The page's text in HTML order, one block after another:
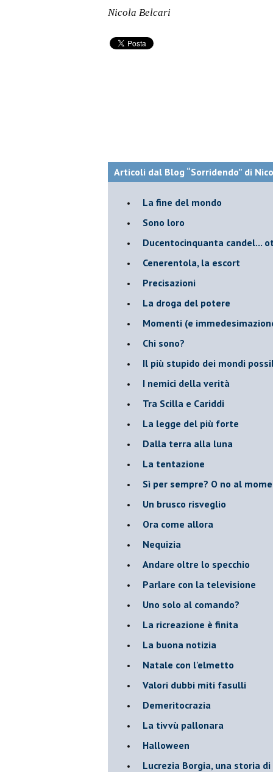
Nicola Belcari
Articoli dal Blog “Sorridendo” di
La fine del mondo
Sono loro
Ducentocinquanta candel...
Cenerentola, la escort
Precisazioni
La droga del potere
Momenti (e
Chi sono?
Il più stupido dei mondi
I nemici della verità
Tra Scilla e Cariddi
La legge del più forte
Dalla terra alla luna
La tentazione
​Sì per sempre? O no al
Un brusco risveglio
Ora come allora
Nequizia
Andare oltre lo specchio
Parlare con la televisione
Uno solo al comando?
La ricreazione è finita
La buona notizia
Natale con l'elmetto
Valori dubbi miti fasulli
Demeritocrazia
La tivvù pallonara
Halloween
​Lucrezia Borgia, una storia